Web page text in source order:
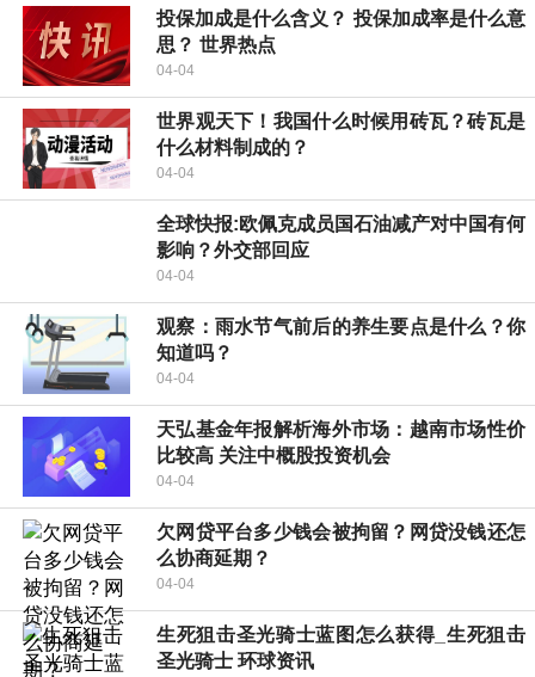
投保加成是什么含义？ 投保加成率是什么意
思？ 世界热点
04-04
世界观天下！我国什么时候用砖瓦？砖瓦是
什么材料制成的？
04-04
全球快报:欧佩克成员国石油减产对中国有何
影响？外交部回应
04-04
观察：雨水节气前后的养生要点是什么？你
知道吗？
04-04
天弘基金年报解析海外市场：越南市场性价
比较高 关注中概股投资机会
04-04
欠网贷平台多少钱会被拘留？网贷没钱还怎
么协商延期？
04-04
生死狙击圣光骑士蓝图怎么获得_生死狙击
圣光骑士 环球资讯